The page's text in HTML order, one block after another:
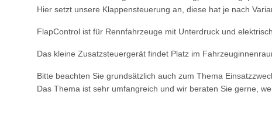
Hier setzt unsere Klappensteuerung an, diese hat je nach
FlapControl ist für Rennfahrzeuge mit Unterdruck und
Das kleine Zusatzsteuergerät findet Platz im
Bitte beachten Sie grundsätzlich auch zum Thema
Das Thema ist sehr umfangreich und wir beraten Sie gerne,